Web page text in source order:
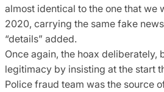
almost identical to the one that we
2020, carrying the same fake
“details” added.
Once again, the hoax deliberately,
legitimacy by insisting at the start
Police fraud team was the source